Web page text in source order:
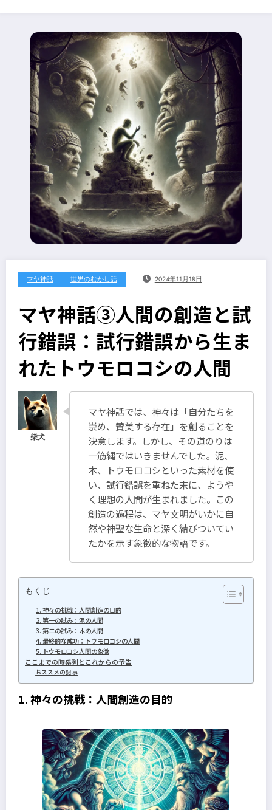
マヤ神話 世界のむかし話 2024年11月18日
マヤ神話③人間の創造と試
行錯誤：試行錯誤から生ま
れたトウモロコシの人間
マヤ神話では、神々は「自分たちを
崇め、賛美する存在」を創ることを
決意します。しかし、その道のりは
一筋縄ではいきませんでした。泥、
木、トウモロコシといった素材を使
い、試行錯誤を重ねた末に、ようや
く理想の人間が生まれました。この
創造の過程は、マヤ文明がいかに自
然や神聖な生命と深く結びついてい
たかを示す象徴的な物語です。
もくじ
1. 神々の挑戦：人間創造の目的
2. 第一の試み：泥の人間
3. 第二の試み：木の人間
4. 最終的な成功：トウモロコシの人間
5. トウモロコシ人間の象徴
ここまでの時系列とこれからの予告
おススメの記事
1. 神々の挑戦：人間創造の目的